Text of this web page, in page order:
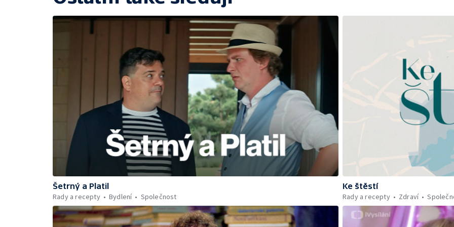
Šetrný a Platil
Rady a recepty
Bydlení Společnost
Ke štěstí
Rady a recepty
Zdraví